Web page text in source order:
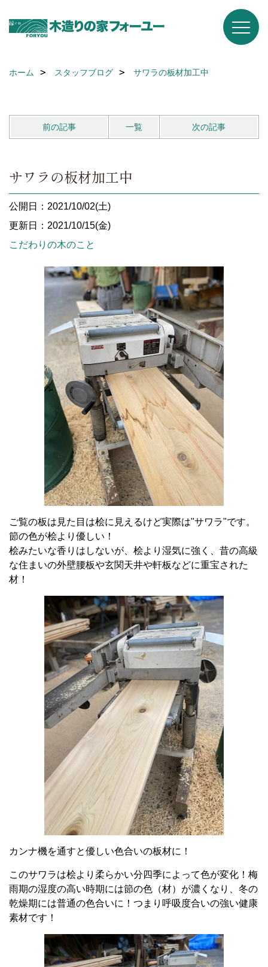
ホーム スタッフブログ サワラの板材加工中
前の記事 一覧 次の記事
サワラの板材加工中
公開日：2021/10/02(土)
更新日：2021/10/15(金)
こだわりの木のこと
ご覧の板は見た目は桧に見えるけど実際は"サワラ"です。
節の色が桧より優しい！
桧みたいな香りはしないが、桧より湿気に強く、昔の高級
な住まいの外壁腰板や玄関天井や軒板などに重宝された
材！
カンナ機を通すと優しい色合いの板材に！
このサワラは桧より柔らかい分四季によって色が変化！梅
雨期の湿度の高い時期には節の色（材）が濃くなり、冬の
乾燥期には普通の色合いに！つまり呼吸度合いの強い健康
素材です！